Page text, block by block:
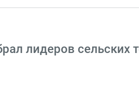
лидеров сельских